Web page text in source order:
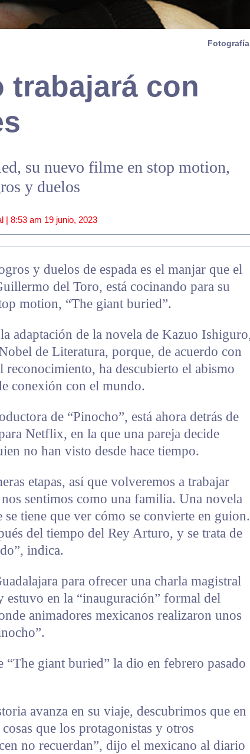
trabajará con
su nuevo filme en stop motion,
y duelos
| 8:53 am 19 junio, 2023
y duelos de espada es el manjar que el
del Toro, está cocinando para su
motion, “The giant buried”.
adaptación de la novela de Kazuo Ishiguro,
de Literatura, porque, de acuerdo con
reconocimiento, ha descubierto el abismo
conexión con el mundo.
de “Pinocho”, está ahora detrás de
Netflix, en la que una pareja decide
no han visto desde hace tiempo.
etapas, así que volveremos a trabajar
sentimos como una familia. Una novela
se tiene que ver cómo se convierte en guion.
del tiempo del Rey Arturo, y se trata de
indica.
para ofrecer una charla magistral
estuvo en la “inauguración” formal del
animadores mexicanos realizaron unos
“The giant buried” la dio en febrero pasado
avanza en su viaje, descubrimos que en
que los protagonistas y otros
no recuerdan”, dijo el mexicano al diario